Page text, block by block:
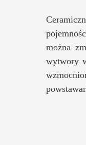
można
wytwory